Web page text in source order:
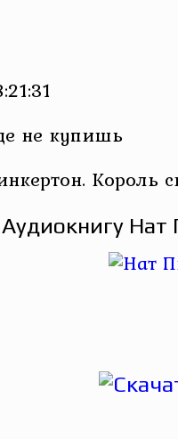
не купишь
Король
Аудиокнигу Нат